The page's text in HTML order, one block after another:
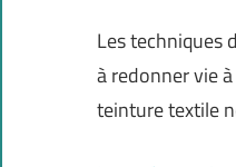
Les techniques
à redonner vie
teinture textile